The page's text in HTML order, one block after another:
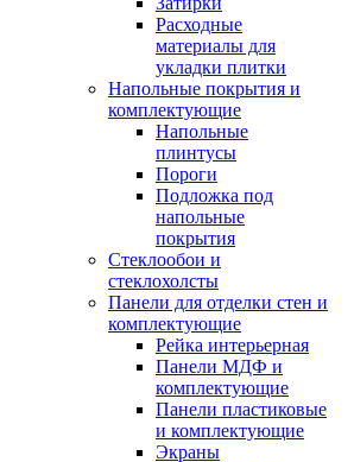
Расходные
материалы для
укладки плитки
Напольные покрытия и
комплектующие
Напольные
плинтусы
Пороги
Подложка под
напольные
покрытия
Стеклообои и
стеклохолсты
Панели для отделки стен и
комплектующие
Рейка интерьерная
Панели МДФ и
комплектующие
Панели пластиковые
и комплектующие
Экраны